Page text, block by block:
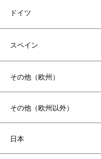
ドイツ
スペイン
その他（欧州）
その他（欧州以外）
日本